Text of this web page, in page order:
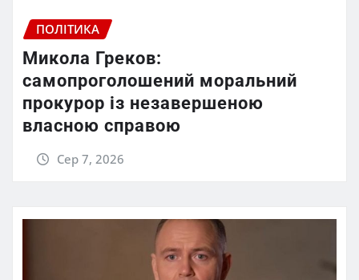
ПОЛІТИКА
Микола Греков:
самопроголошений моральний
прокурор із незавершеною
власною справою
Сер 7, 2026